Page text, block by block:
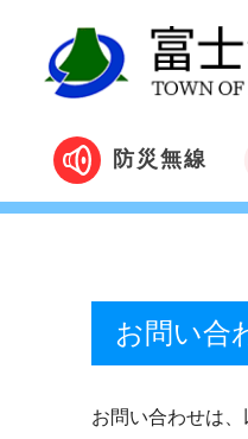
防災無線
お問い合
お問い合わせは